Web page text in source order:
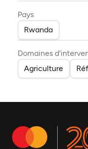
Pays
Rwanda
Domaines
Agriculture